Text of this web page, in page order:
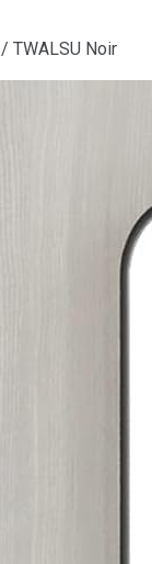
/ TWALSU Noir